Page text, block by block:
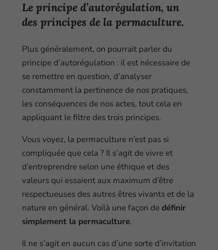
Le principe d’autorégulation, un
des principes de la permaculture.
Plus généralement, on pourrait parler du
principe d’autorégulation : il est nécessaire de
se remettre en question, d’analyser
constamment la pertinence de nos pratiques,
les conséquences de nos actes, tout cela en
appliquant le filtre des trois principes.
Vous voyez, la permaculture n’est pas si
compliquée que cela ? Il s’agit de vivre et
d’entreprendre selon une éthique et des
valeurs qui essaient aux maximum d’être
respectueuses des autres êtres vivants et de la
nature en général. Voilà une façon dedéfinir
simplement la permaculture.
Il ne s’agit en aucun cas d’une sorte d’invitation